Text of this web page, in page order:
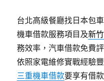
台北高級餐廳找日本包
機車借款服務項目及新
務效率，汽車借款免費
依照家電維修實戰經驗
三重機車借款要享有借